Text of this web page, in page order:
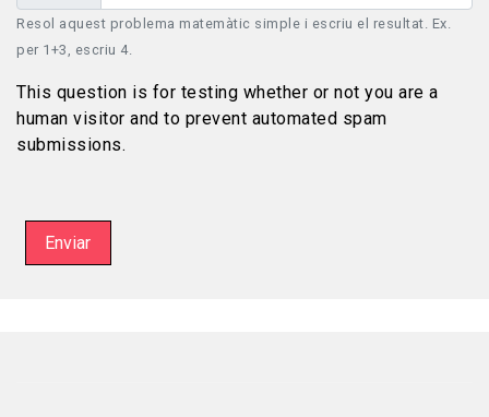
Resol aquest problema matemàtic simple i escriu el resultat. Ex.
per 1+3, escriu 4.
This question is for testing whether or not you are a
human visitor and to prevent automated spam
submissions.
Enviar